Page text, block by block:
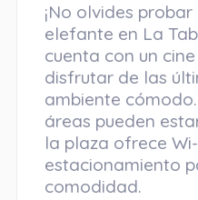
¡No olvides
elefante en La
cuenta con un
disfrutar de las
ambiente
áreas pueden
la plaza ofrece
estacionamiento
comodidad.